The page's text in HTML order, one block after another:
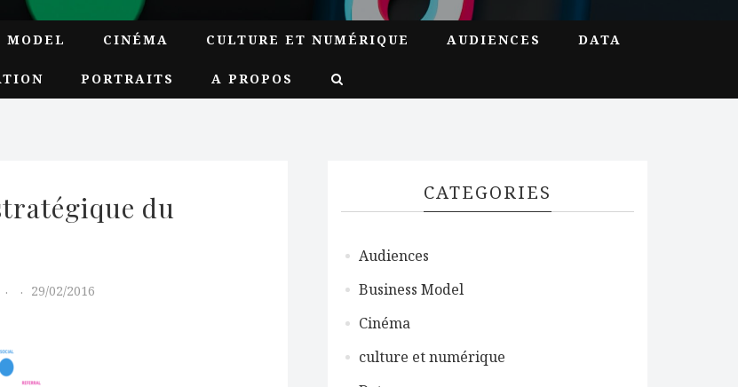
MODEL CINÉMA CULTURE ET NUMÉRIQUE AUDIENCES DATA
PORTRAITS A PROPOS
du
29/02/2016
CATEGORIES
Audiences
Business Model
Cinéma
culture et numérique